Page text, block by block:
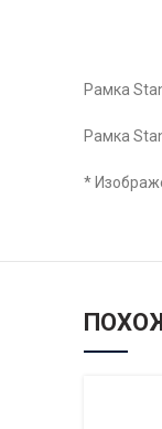
Рамка
Рамка
*